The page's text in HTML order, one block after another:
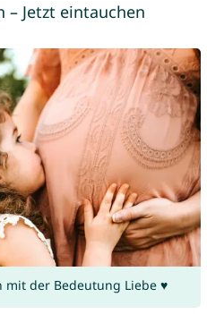
– Jetzt eintauchen
mit der Bedeutung Liebe ♥